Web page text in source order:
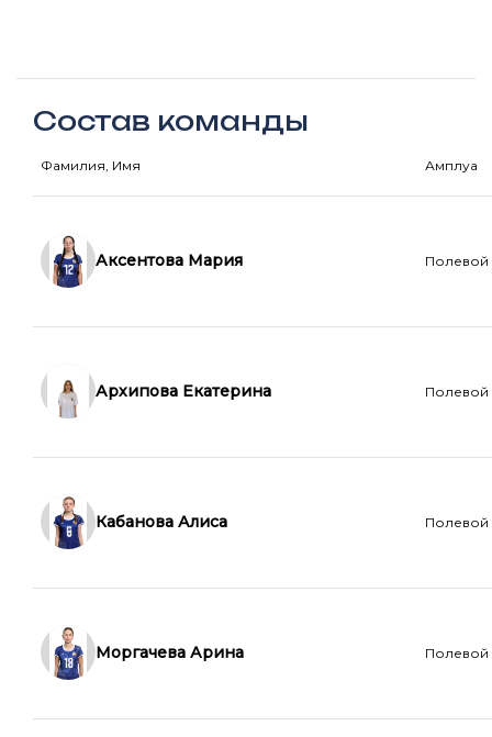
Состав команды
Фамилия, Имя Амплуа
Аксентова Мария Полевой
Архипова Екатерина Полевой
Кабанова Алиса Полевой
Моргачева Арина Полевой